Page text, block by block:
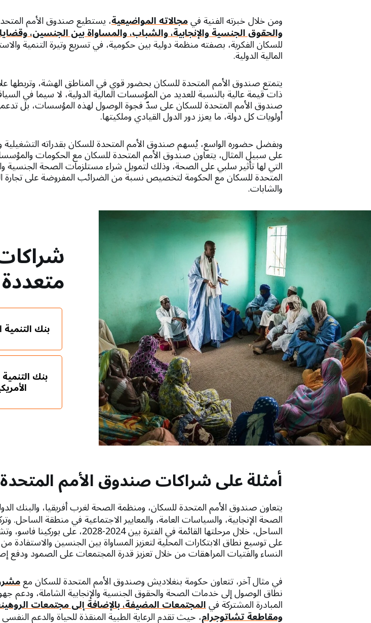
ومن خلال خبرته الفنية فيمجالاته المواضيعية، يستطيع صندوق الأمم
والحقوق الجنسية والإنجابية، والشباب، والمساواة بين الجنسين،
للسكان الفكرية، بصفته منظمة دولية بين حكومية، في تسريع وتيرة التنمية
المالية الدولية.
يتمتع صندوق الأمم المتحدة للسكان بحضور قوي في المناطق الهشة، وتربطها
صندوق الأمم المتحدة للسكان على سدّ فجوة الوصول لهذه المؤسسات، بل
أولويات كل دولة، ما يعزز دور الدول القيادي وملكيتها.
وبفضل حضوره الواسع، يُسهم صندوق الأمم المتحدة للسكان بقدراته
على سبيل المثال، يتعاون صندوق الأمم المتحدة للسكان مع الحكومات
التي لها تأثير سلبي على الصحة، وذلك لتمويل شراء مستلزمات الصحة الجنسية
المتحدة للسكان مع الحكومة لتخصيص نسبة من الضرائب المفروضة على تجارة
والشابات.
بنك التنمية
بنك
أمثلة على شراكات صندوق الأمم
يتعاون صندوق الأمم المتحدة للسكان، ومنظمة الصحة لغرب أفريقيا، والبنك
الصحة الإنجابية، والسياسات العامة، والمعايير الاجتماعية في منطقة الساحل.
الساحل، خلال مرحلتها القائمة في
على توسيع نطاق الابتكارات المحلية لتعزيز المساواة بين الجنسين والاستفادة
النساء والفتيات المراهقات من خلال تعزيز قدرة المجتمعات على الصمود ودفع
في مثال آخر، تتعاون حكومة بنغلاديش وصندوق الأمم المتحدة للسكان مع
نطاق الوصول إلى خدمات الصحة والحقوق الجنسية والإنجابية الشاملة، ودعم
المبادرة المشتركة فيالمجتمعات المضيفة، بالإضافة إلى مجتمعات
ومقاطعة تشاتوجرام، حيث تقدم الرعاية الطبية المنقذة للحياة والدعم